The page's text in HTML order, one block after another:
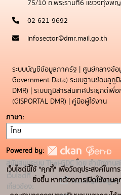
75/10 ถ.พระรามที่6 แขวงทุ่งพญ
02 621 9692
infosector@dmr.mail.go.th
ระบบบัญชีข้อมูลภาครัฐ | ศูนย์กลางข้อ
Government Data) ระบบฐานข้อมลูภู
DMR) | ระบบภูมิสารสนเทศประยุกต์เ
(GISPORTAL DMR) | คู่มือผู้ใช้งาน
ภาษา
Powered by:
สนับสนุนระบบ Thai-GDC โดย สำนักงาน
เว็บไซต์ที่
เกี่ยวข้อง:
ระบบบัญชีข้อมูลภ
เว็บไซต์นี้ใช้ "คุกกี้" เพื่อวัตถุประสงค์ในก
ยิ่งขึ้น หากต้องการเปิดใช้งาน